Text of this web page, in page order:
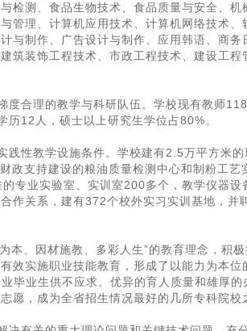
检测、食品生物技术、食品质量与安全、机
管理、计算机应用技术、计算机网络技术、
与制作、广告设计与制作、应用韩语、商务
筑装饰工程技术、市政工程技术、建设工程
合理的教学与科研队伍。学校现有教师
12人，硕士以上研究生学位占80%。
性教学设施条件。学校建有2.5万平方米的
政支持建设的粮油质量检测中心和制粉工艺
专业实验室、实训室200多个，教学仪器设
作关系，建有372个校外实习实训基地，并
本、因材施教、多彩人生”的教育理念，积
效实施职业技能教育，形成了以能力为本位
毕业生供不应求。优异的育人质量和雄厚的
愿，成为全省招生情况最好的几所专科院校